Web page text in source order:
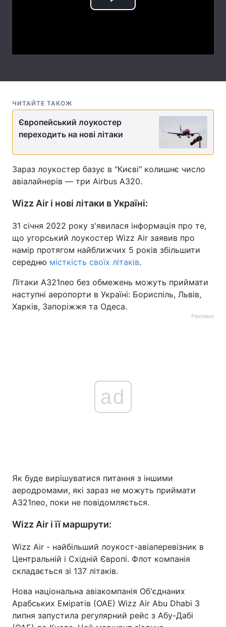
Play
ЧИТАЙТЕ ТАКОЖ
Європейський лоукостер
переходить на нові літаки
Зараз лоукостер базує в "Києві" колишнє число
авіалайнерів — три Airbus A320.
Wizz Air і нові літаки в Україні:
31 січня 2022 року з'явилася інформація про те,
що угорський лоукостер Wizz Air заявив про
намір протягом найближчих 5 років збільшити
середню місткість своїх літаків.
Літаки A321neo без обмежень можуть приймати
наступні аеропорти в Україні: Бориспіль, Львів,
Харків, Запоріжжя та Одеса.
Реклама
ad
Як буде вирішуватися питання з іншими
аеродромами, які зараз не можуть приймати
A321neo, поки не повідомляється.
Wizz Air і її маршрути:
Wizz Air - найбільший лоукост-авіаперевізник в
Центральній і Східній Європі. Флот компанія
складається зі 137 літаків.
Нова національна авіакомпанія Об'єднаних
Арабських Еміратів (ОАЕ) Wizz Air Abu Dhabi 3
липня запустила регулярний рейс з Абу-Дабі